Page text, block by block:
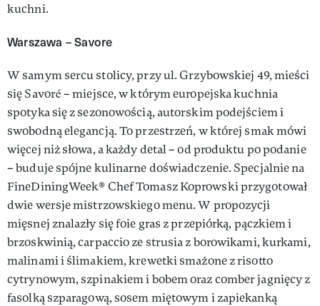
kuchni.
Warszawa – Savore
W samym sercu stolicy, przy ul. Grzybowskiej 49, mieści
się Savoré – miejsce, w którym europejska kuchnia
spotyka się z sezonowością, autorskim podejściem i
swobodną elegancją. To przestrzeń, w której smak mówi
więcej niż słowa, a każdy detal – od produktu po podanie
– buduje spójne kulinarne doświadczenie. Specjalnie na
FineDiningWeek® Chef Tomasz Koprowski przygotował
dwie wersje mistrzowskiego menu. W propozycji
mięsnej znalazły się foie gras z przepiórką, pączkiem i
brzoskwinią, carpaccio ze strusia z borowikami, kurkami,
malinami i ślimakiem, krewetki smażone z risotto
cytrynowym, szpinakiem i bobem oraz comber jagnięcy z
fasolką szparagową, sosem miętowym i zapiekanką